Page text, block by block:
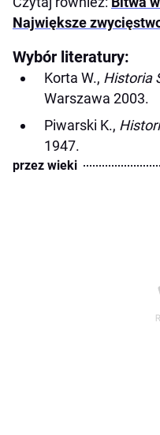
Największe
Wybór literatury:
Korta W., Historia
Warszawa 2003.
Piwarski K.,
1947.
przez wieki